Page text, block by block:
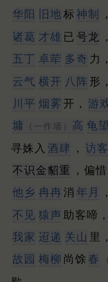
华阳
旧地标 神制 ，
诸葛 才雄 已 号龙 ，
五丁 卓荦 多奇 力，
云气 横开 八阵 形，
川平 烟雾 开， 游
墉
（一作墙） 高 龟望
寻姝入 酒肆 ， 访客
不识金貂重
，偏惜
他乡 冉冉 消 年月 ，
不见 猿声 助客啼
我家 迢递 关山 里，
故园 梅柳 尚馀 春